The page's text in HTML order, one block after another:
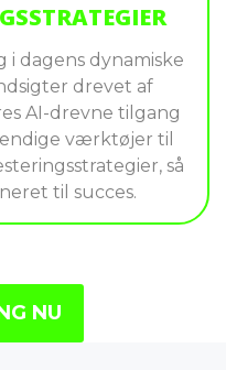
dagens dynamiske
drevet af
AI-drevne tilgang
værktøjer til
så
til succes.
NU